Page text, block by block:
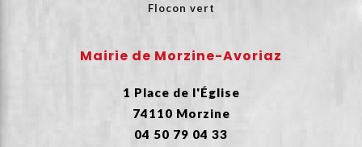
Flocon vert
Mairie de Morzine-Avoriaz
1 Place de l'Église
74110 Morzine
04 50 79 04 33